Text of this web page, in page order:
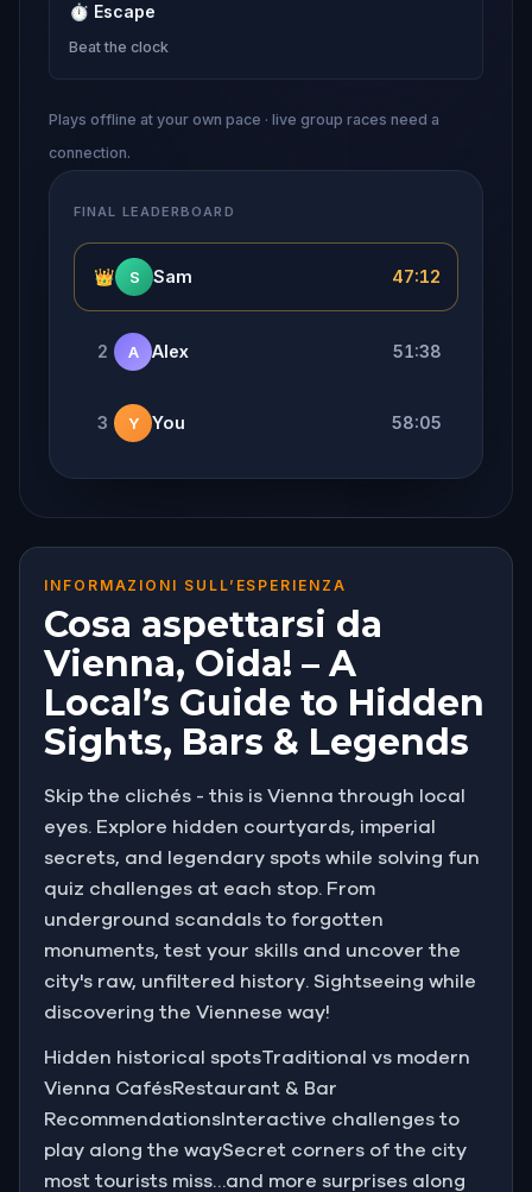
⏱ Escape
Beat the clock
Plays offline at your own pace · live group races need a
connection.
FINAL LEADERBOARD
👑 S Sam 47:12
2 A Alex 51:38
3 Y You 58:05
INFORMAZIONI SULL’ESPERIENZA
Cosa aspettarsi da
Vienna, Oida! – A
Local’s Guide to Hidden
Sights, Bars & Legends
Skip the clichés - this is Vienna through local
eyes. Explore hidden courtyards, imperial
secrets, and legendary spots while solving fun
quiz challenges at each stop. From
underground scandals to forgotten
monuments, test your skills and uncover the
city's raw, unfiltered history. Sightseeing while
discovering the Viennese way!
Hidden historical spotsTraditional vs modern
Vienna CafésRestaurant & Bar
RecommendationsInteractive challenges to
play along the waySecret corners of the city
most tourists miss…and more surprises along